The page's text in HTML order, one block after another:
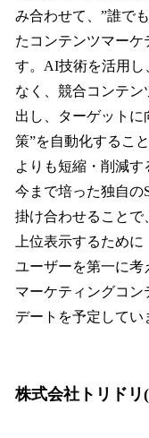
み合わせて、”誰で
たコンテンツマー
す。AI技術を活用し
なく、競合コンテ
出し、ターゲットに
策”を自動化するこ
よりも短縮・削減す
今まで培った独自の
掛け合わせることで
上位表示するため
ユーザーを第一に考
マーケティングコ
デートを予定してい
株式会社トリド